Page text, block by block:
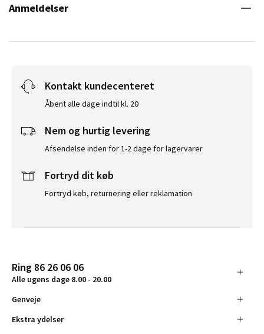
Anmeldelser
Kontakt kundecenteret
Åbent alle dage indtil kl. 20
Nem og hurtig levering
Afsendelse inden for 1-2 dage for lagervarer
Fortryd dit køb
Fortryd køb, returnering eller reklamation
Ring 86 26 06 06
Alle ugens dage 8.00 - 20.00
Genveje
Ekstra ydelser